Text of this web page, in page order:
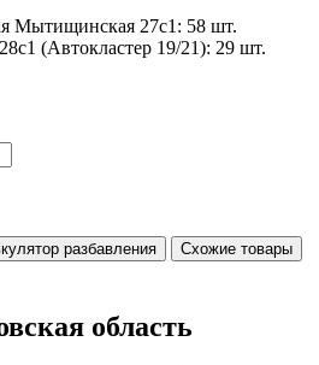
Мытищинская 27с1: 58 шт.
(Автокластер 19/21): 29 шт.
разбавления
Схожие товары
область